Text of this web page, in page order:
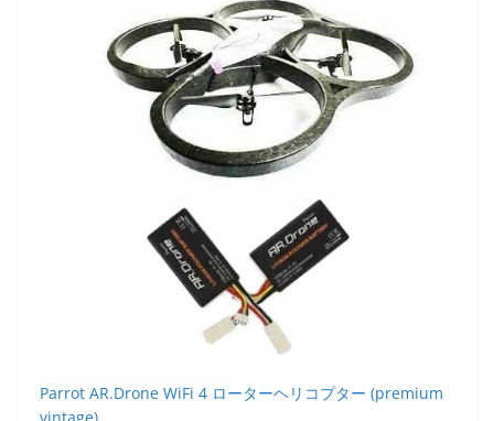
Parrot AR.Drone WiFi 4 ローターヘリコプター (premium